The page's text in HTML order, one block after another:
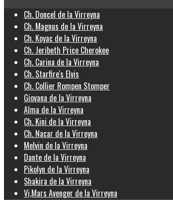
Ch. Doncel de la Virreyna
Ch. Magnus de la Virreyna
Ch. Koyac de la Virreyna
Ch. Jeribeth Price Cherokee
Ch. Carina de la Virreyna
Ch. Starfire's Elvis
Ch. Collier Rompen Stomper
Giovana de la Virreyna
Alma de la Virreyna
Ch. Kini de la Virreyna
Ch. Nacar de la Virreyna
Melvin de la Virreyna
Dante de la Virreyna
Pikolyn de la Virreyna
Shakira de la Virreyna
Vi,Mars Avenger de la Virreyna